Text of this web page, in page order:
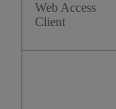
Web Access
Client